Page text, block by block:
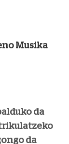
Musika
da
da